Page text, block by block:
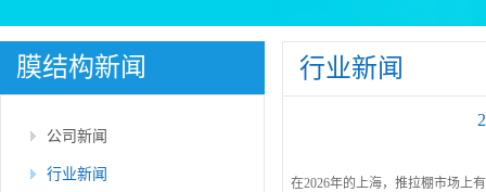
膜结构新闻
公司新闻
行业新闻
行业新闻
在2026年的上海，推拉棚市场上